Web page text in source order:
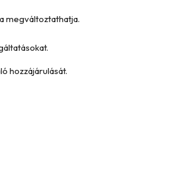
megváltoztathatja.
hozzájárulását.